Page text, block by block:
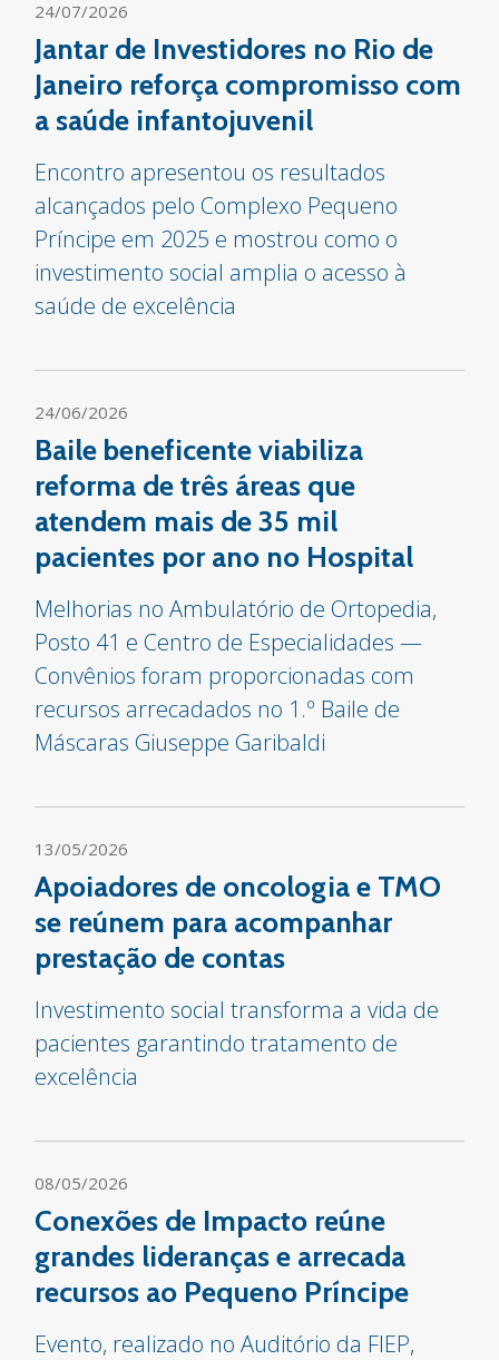
24/07/2026
Jantar de Investidores no Rio de
Janeiro reforça compromisso com
a saúde infantojuvenil
Encontro apresentou os resultados
alcançados pelo Complexo Pequeno
Príncipe em 2025 e mostrou como o
investimento social amplia o acesso à
saúde de excelência
24/06/2026
Baile beneficente viabiliza
reforma de três áreas que
atendem mais de 35 mil
pacientes por ano no Hospital
Melhorias no Ambulatório de Ortopedia,
Posto 41 e Centro de Especialidades —
Convênios foram proporcionadas com
recursos arrecadados no 1.º Baile de
Máscaras Giuseppe Garibaldi
13/05/2026
Apoiadores de oncologia e TMO
se reúnem para acompanhar
prestação de contas
Investimento social transforma a vida de
pacientes garantindo tratamento de
excelência
08/05/2026
Conexões de Impacto reúne
grandes lideranças e arrecada
recursos ao Pequeno Príncipe
Evento, realizado no Auditório da FIEP,